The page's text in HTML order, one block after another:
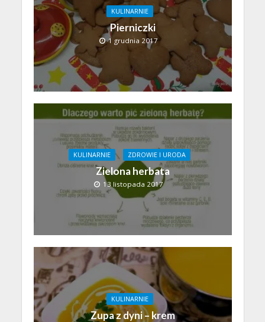
KULINARNIE
Pierniczki
1 grudnia 2017
KULINARNIE ZDROWIE I URODA
Zielona herbata
13 listopada 2017
KULINARNIE
Zupa z dyni – krem